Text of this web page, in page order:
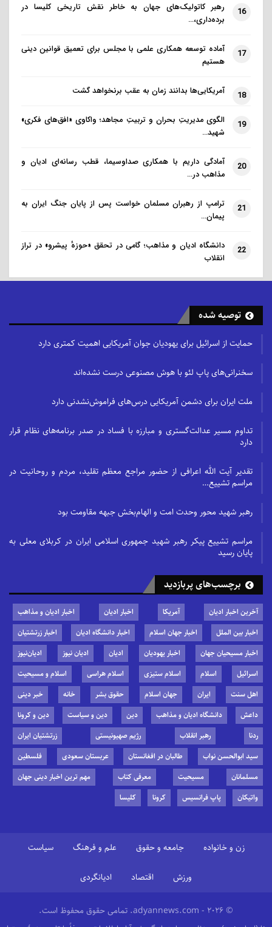
16
رهبر کاتولیک‌های جهان به خاطر نقش تاریخی کلیسا در
برده‌داری،…
17
آماده توسعه همکاری علمی با مجلس برای تعمیق قوانین دینی
هستیم
18 آمریکایی‌ها بدانند زمان به عقب برنخواهد گشت
19
الگوی مدیریتِ بحران و تربیتِ مجاهد؛ واکاوی «افق‌های فکری»
شهید…
20
آمادگی داریم با همکاری صداوسیما، قطب رسانه‌ای ادیان و
مذاهب در…
21
ترامپ از رهبران مسلمان خواست پس از پایان جنگ ایران به
پیمان…
22
دانشگاه ادیان و مذاهب؛ گامی در تحقق «حوزهٔ پیشرو» در تراز
انقلاب
توصیه شده
حمایت از اسرائیل برای یهودیان جوان آمریکایی اهمیت کمتری دارد
سخنرانی‌های پاپ لئو با هوش مصنوعی درست نشده‌اند
ملت ایران برای دشمن آمریکایی درس‌های فراموش‌نشدنی دارد
تداوم مسیر عدالت‌گستری و مبارزه با فساد در صدر برنامه‌های نظام قرار
دارد
تقدیر آیت الله اعرافی از حضور مراجع معظم تقلید، مردم و روحانیت در
مراسم تشییع…
رهبر شهید محور وحدت امت و الهام‌بخش جبهه مقاومت بود
مراسم تشییع پیکر رهبر شهید جمهوری اسلامی ایران در کربلای معلی به
پایان رسید
برچسب‌های پربازدید
آخرین اخبار ادیان آمریکا اخبار ادیان
اخبار ادیان و مذاهب
اخبار بین الملل
اخبار جهان اسلام اخبار دانشگاه ادیان
اخبار زرتشتیان
اخبار مسیحیان جهان
اخبار یهودیان ادیان ادیان نیوز
ادیان‌نیوز
اسرائیل
اسلام اسلام ستیزی اسلام هراسی
اسلام و مسیحیت
اهل سنت
ایران جهان اسلام حقوق بشر خانه
خبر دینی
داعش
دانشگاه ادیان و مذاهب دین دین و سیاست
دین و کرونا
ردنا
رهبر انقلاب رژیم صهیونیستی
زرتشتیان ایران
سید ابوالحسن نواب
طالبان در افغانستان عربستان سعودی
فلسطین
مسلمانان
مسیحیت معرفی کتاب
مهم ترین اخبار دینی جهان
واتیکان
پاپ فرانسیس کرونا کلیسا
زن و خانواده جامعه و حقوق علم و فرهنگ سیاست
ورزش اقتصاد ادیانگردی
© 2026 - adyannews.com. تمامی حقوق محفوظ است.